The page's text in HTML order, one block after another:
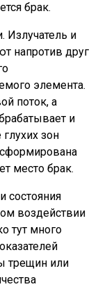
брак.
Излучатель и
напротив друг
элемента.
поток, а
и
зон
место брак.
состояния
воздействии
тут много
трещин или